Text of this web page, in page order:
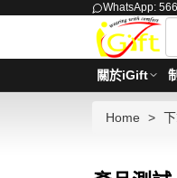
WhatsApp:
關於iGift
Home